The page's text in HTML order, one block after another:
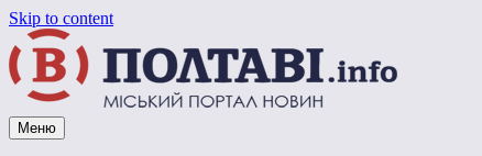
Skip to content
Vpoltave.info
Полтавський портал новин
Меню